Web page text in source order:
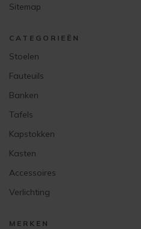
Sitemap
CATEGORIEËN
Stoelen
Fauteuils
Banken
Tafels
Kapstokken
Kasten
Accessoires
Verlichting
MERKEN